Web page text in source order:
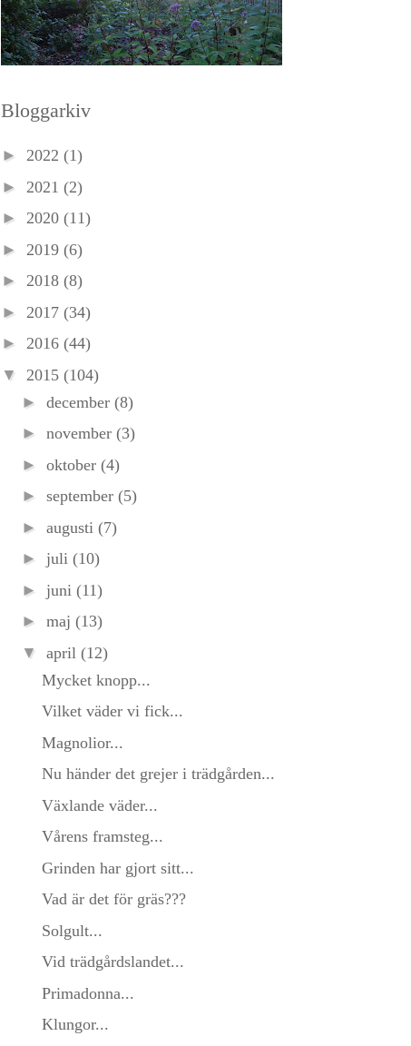
Bloggarkiv
► 2022 (1)
► 2021 (2)
► 2020 (11)
► 2019 (6)
► 2018 (8)
► 2017 (34)
► 2016 (44)
▼ 2015 (104)
► december (8)
► november (3)
► oktober (4)
► september (5)
► augusti (7)
► juli (10)
► juni (11)
► maj (13)
▼ april (12)
Mycket knopp...
Vilket väder vi fick...
Magnolior...
Nu händer det grejer i trädgården...
Växlande väder...
Vårens framsteg...
Grinden har gjort sitt...
Vad är det för gräs???
Solgult...
Vid trädgårdslandet...
Primadonna...
Klungor...